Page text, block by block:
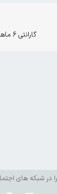
گارانتی 6 ماهه
را در شبکه های